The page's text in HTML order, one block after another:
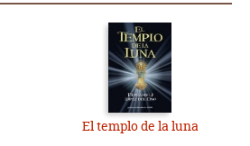
El templo de la luna